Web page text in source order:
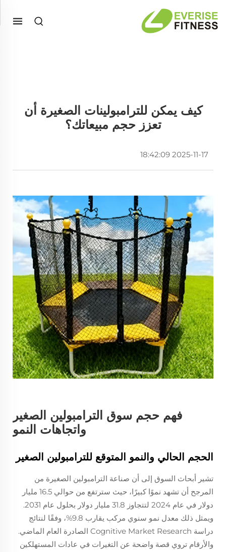
كيف يمكن للترامبولينات الصغيرة أن
تعزز حجم مبيعاتك؟
2025-11-17 18:42:09
فهم حجم سوق الترامبولين الصغير
واتجاهات النمو
الحجم الحالي والنمو المتوقع للترامبولين الصغير
تشير أبحاث السوق إلى أن صناعة الترامبولين الصغيرة من
المرجح أن تشهد نموًا كبيرًا، حيث سترتفع من حوالي 16.5 مليار
دولار في عام 2024 لتتجاوز 31.8 مليار دولار بحلول عام 2031.
ويمثل ذلك معدل نمو سنوي مركب يقارب 9.8%، وفقًا لنتائج
دراسة Cognitive Market Research الصادرة العام الماضي.
والأرقام تروي قصة واضحة عن التغيرات في عادات المستهلكين